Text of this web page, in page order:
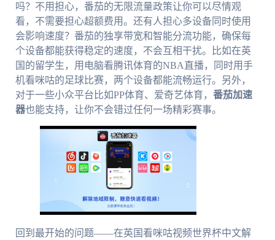
吗？不用担心，番茄的无限流量政策让你可以尽情观
看，不需要担心超额费用。还有人担心多设备同时使用
会影响速度？番茄的独享带宽和智能分流功能，确保每
个设备都能获得稳定的速度，不会互相干扰。比如在英
国的留学生，用电脑看腾讯体育的NBA直播，同时用手
机看咪咕的足球比赛，两个设备都能流畅运行。另外，
对于一些小众平台比如PP体育、爱奇艺体育， 番茄加速
器也能支持，让你不会错过任何一场精彩赛事。
回到最开始的问题——在英国看咪咕视频世界杯中文解